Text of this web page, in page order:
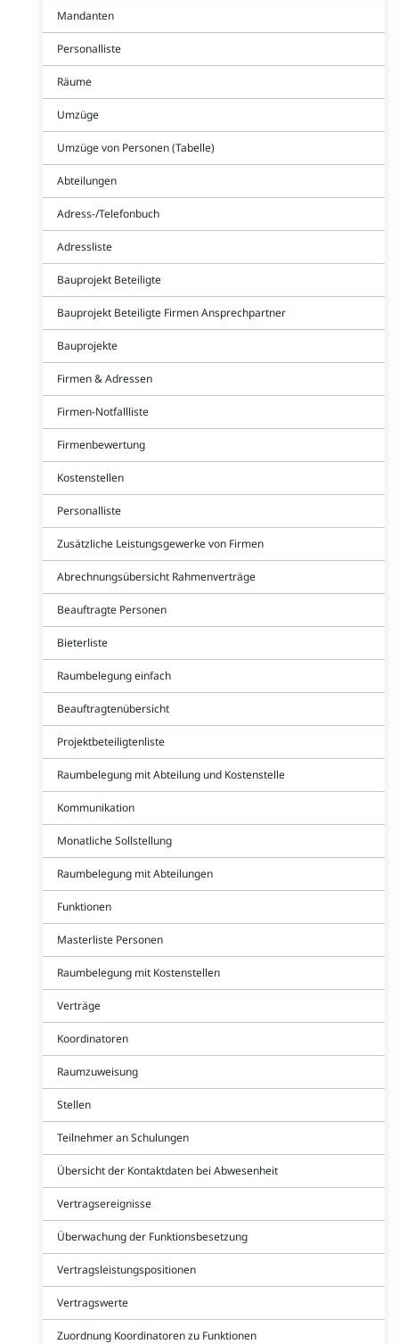
Mandanten
Personalliste
Räume
Umzüge
Umzüge von Personen (Tabelle)
Abteilungen
Adress-/Telefonbuch
Adressliste
Bauprojekt Beteiligte
Bauprojekt Beteiligte Firmen Ansprechpartner
Bauprojekte
Firmen & Adressen
Firmen-Notfallliste
Firmenbewertung
Kostenstellen
Personalliste
Zusätzliche Leistungsgewerke von Firmen
Abrechnungsübersicht Rahmenverträge
Beauftragte Personen
Bieterliste
Raumbelegung einfach
Beauftragtenübersicht
Projektbeteiligtenliste
Raumbelegung mit Abteilung und Kostenstelle
Kommunikation
Monatliche Sollstellung
Raumbelegung mit Abteilungen
Funktionen
Masterliste Personen
Raumbelegung mit Kostenstellen
Verträge
Koordinatoren
Raumzuweisung
Stellen
Teilnehmer an Schulungen
Übersicht der Kontaktdaten bei Abwesenheit
Vertragsereignisse
Überwachung der Funktionsbesetzung
Vertragsleistungspositionen
Vertragswerte
Zuordnung Koordinatoren zu Funktionen